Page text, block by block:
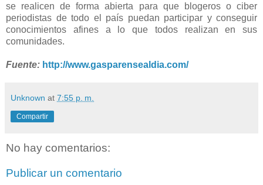
se realicen de forma abierta para que blogeros o ciber
periodistas de todo el país puedan participar y conseguir
conocimientos afines a lo que todos realizan en sus
comunidades.
Fuente: http://www.gasparensealdia.com/
Unknown at 7:55 p. m.
Compartir
No hay comentarios:
Publicar un comentario